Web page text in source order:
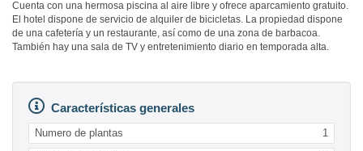
Cuenta con una hermosa piscina al aire libre y ofrece aparcamiento gratuito.
El hotel dispone de servicio de alquiler de bicicletas. La propiedad dispone
de una cafetería y un restaurante, así como de una zona de barbacoa.
También hay una sala de TV y entretenimiento diario en temporada alta.
Características generales
Numero de plantas 1